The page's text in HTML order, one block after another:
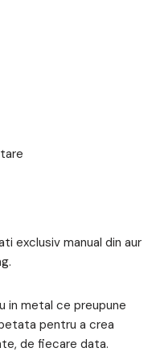
exclusiv manual din aur
in metal ce preupune
pentru a crea
de fiecare data.